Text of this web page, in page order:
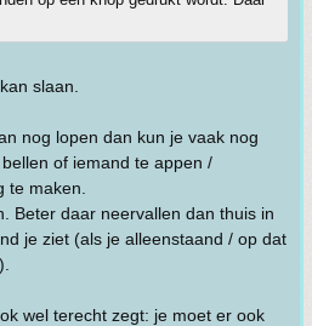
slaan.
nog lopen dan kun je vaak nog
of iemand te appen /
te maken.
Beter daar neervallen dan thuis in
je ziet (als je alleenstaand / op dat
wel terecht zegt: je moet er ook